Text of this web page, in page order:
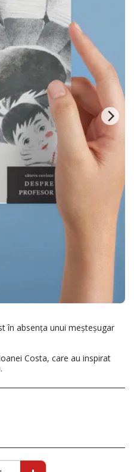
în absența unui meșteșugar
Costa, care au inspirat